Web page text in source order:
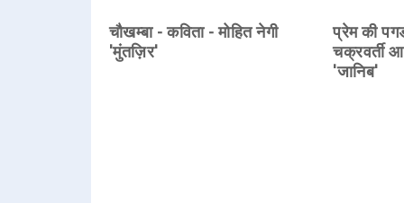
चौखम्बा - कविता - मोहित नेगी
'मुंतज़िर'
प्रेम की
चक्रवर्ती
'जानिब'